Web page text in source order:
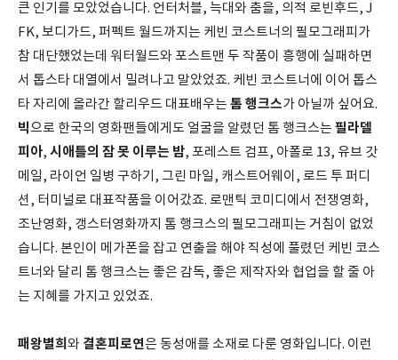
큰 인기를 모았었습니다. 언터처블, 늑대와 춤을, 의적 로빈후드, J
FK, 보디가드, 퍼펙트 월드까지는 케빈 코스트너의 필모그래피가
참 대단했었는데 워터월드와 포스트맨 두 작품이 흥행에 실패하면
서 톱스타 대열에서 밀려나고 말았었죠. 케빈 코스트너에 이어 톱스
타 자리에 올라간 할리우드 대표배우는 톰 행크스가 아닐까 싶어요.
빅으로 한국의 영화팬들에게도 얼굴을 알렸던 톰 행크스는 필라델
피아, 시애틀의 잠 못 이루는 밤, 포레스트 검프, 아폴로 13, 유브 갓
메일, 라이언 일병 구하기, 그린 마일, 캐스트어웨이, 로드 투 퍼디
션, 터미널로 대표작품을 이어갔죠. 로맨틱 코미디에서 전쟁영화,
조난영화, 갱스터영화까지 톰 행크스의 필모그래피는 거침이 없었
습니다. 본인이 메가폰을 잡고 연출을 해야 직성에 풀렸던 케빈 코스
트너와 달리 톰 행크스는 좋은 감독, 좋은 제작자와 협업을 할 줄 아
는 지혜를 가지고 있었죠.
패왕별희 와 결혼피로연은 동성애를 소재로 다룬 영화입니다. 이런